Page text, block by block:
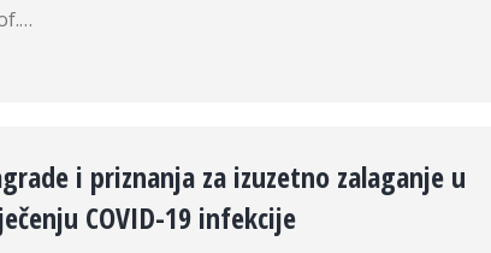
i priznanja za izuzetno zalaganje u
COVID-19 infekcije